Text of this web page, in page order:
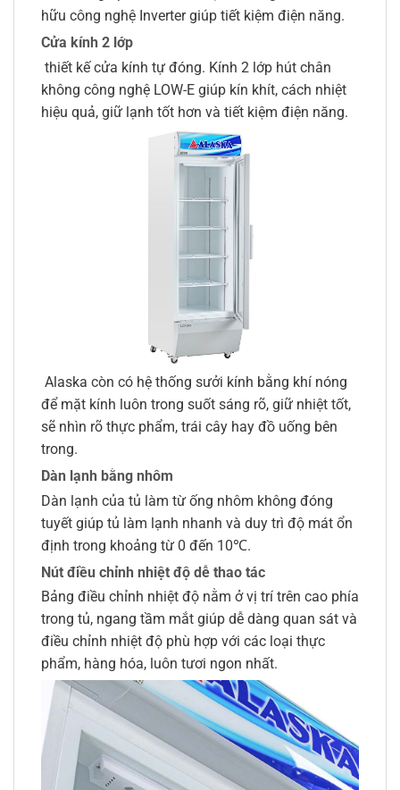
hữu công nghệ Inverter giúp tiết kiệm điện năng.
Cửa kính 2 lớp
thiết kế cửa kính tự đóng. Kính 2 lớp hút chân
không công nghệ LOW-E giúp kín khít, cách nhiệt
hiệu quả, giữ lạnh tốt hơn và tiết kiệm điện năng.
Alaska còn có hệ thống sưởi kính bằng khí nóng
để mặt kính luôn trong suốt sáng rõ, giữ nhiệt tốt,
sẽ nhìn rõ thực phẩm, trái cây hay đồ uống bên
trong.
Dàn lạnh bằng nhôm
Dàn lạnh của tủ làm từ ống nhôm không đóng
tuyết giúp tủ làm lạnh nhanh và duy trì độ mát ổn
định trong khoảng từ 0 đến 10℃.
Nút điều chỉnh nhiệt độ dễ thao tác
Bảng điều chỉnh nhiệt độ nằm ở vị trí trên cao phía
trong tủ, ngang tầm mắt giúp dễ dàng quan sát và
điều chỉnh nhiệt độ phù hợp với các loại thực
phẩm, hàng hóa, luôn tươi ngon nhất.